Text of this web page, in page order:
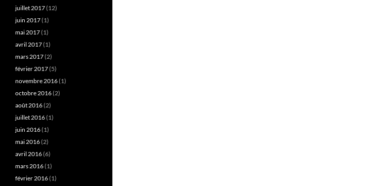
juillet 2017(12)
juin 2017(1)
mai 2017(1)
avril 2017(1)
mars 2017(2)
février 2017(5)
novembre 2016(1)
octobre 2016(2)
août 2016(2)
juillet 2016(1)
juin 2016(1)
mai 2016(2)
avril 2016(6)
mars 2016(1)
février 2016(1)